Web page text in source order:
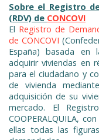
Sobre el Registro
(RDV) de CONCOVI
El Registro de
de CONCOVI
España) basada en
adquirir viviendas en
para el ciudadano y
de vivienda
adquisición de su
mercado. El
COOPERALQUILA,
ellas todas las